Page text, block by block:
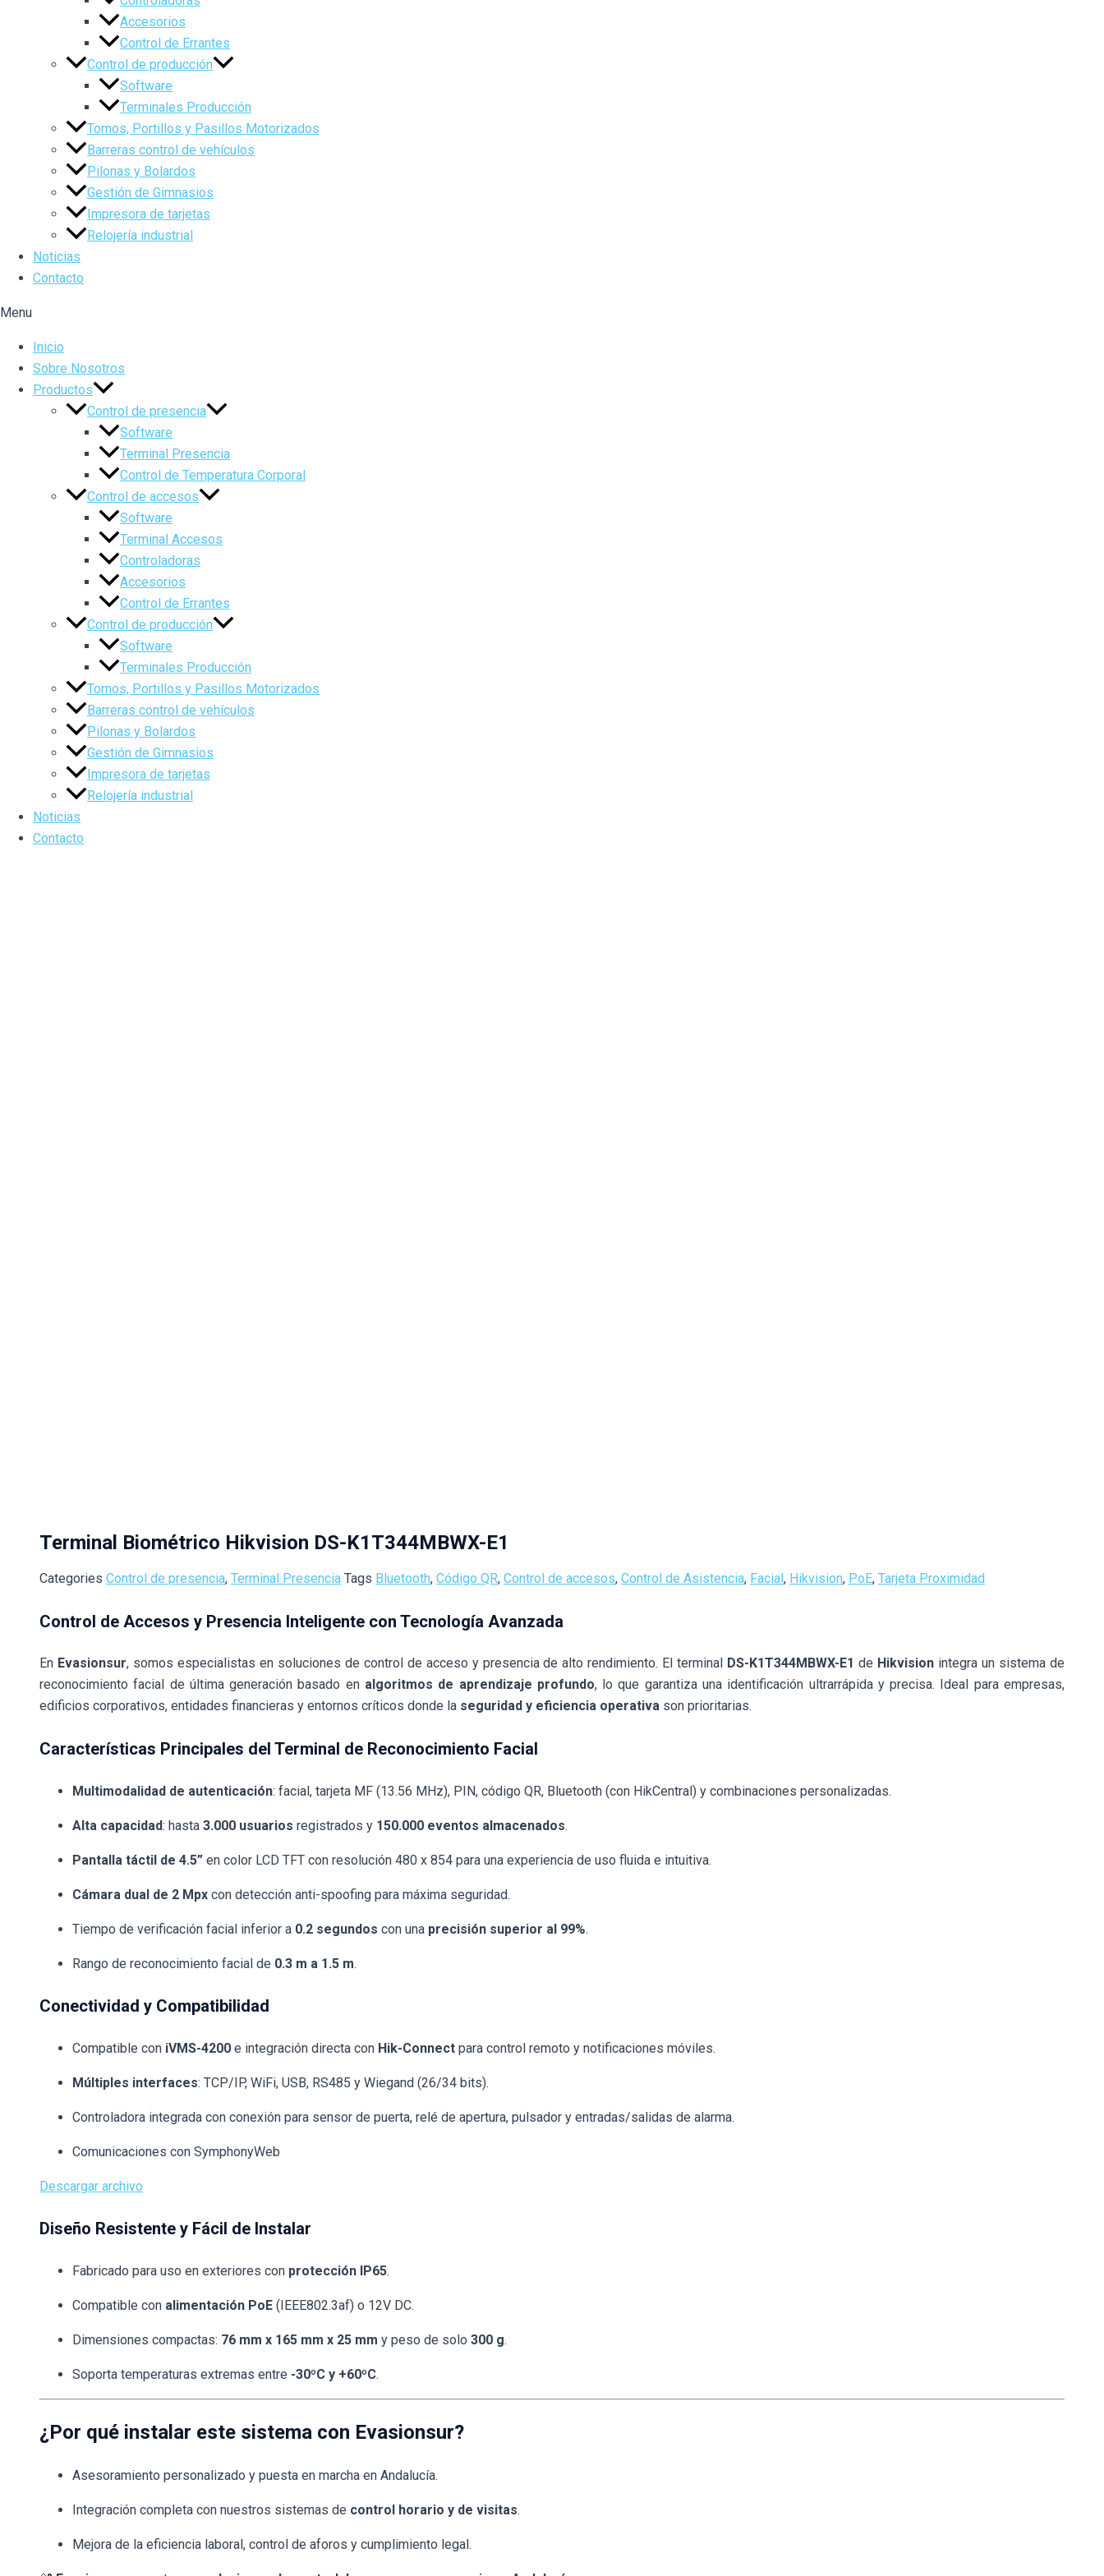
Accesorios
Control de Errantes
Control de producción
Software
Terminales Producción
Tornos, Portillos y Pasillos Motorizados
Barreras control de vehículos
Pilonas y Bolardos
Gestión de Gimnasios
Impresora de tarjetas
Relojería industrial
Noticias
Contacto
Menu
Inicio
Sobre Nosotros
Productos
Control de presencia
Software
Terminal Presencia
Control de Temperatura Corporal
Control de accesos
Software
Terminal Accesos
Controladoras
Accesorios
Control de Errantes
Control de producción
Software
Terminales Producción
Tornos, Portillos y Pasillos Motorizados
Barreras control de vehículos
Pilonas y Bolardos
Gestión de Gimnasios
Impresora de tarjetas
Relojería industrial
Noticias
Contacto
Terminal Biométrico Hikvision DS-K1T344MBWX-E1
Categories Control de presencia, Terminal Presencia Tags Bluetooth, Código QR, Control de accesos, Control de Asistencia, Facial , Hikvision, PoE, Tarjeta Proximidad
Control de Accesos y Presencia Inteligente con Tecnología Avanzada
En Evasionsur, somos especialistas en soluciones de control de acceso y presencia de alto rendimiento. El terminal DS-K1T344MBWX-E1 de Hikvision integra un sistema de
reconocimiento facial de última generación basado en algoritmos de aprendizaje profundo, lo que garantiza una identificación ultrarrápida y precisa. Ideal para empresas,
edificios corporativos, entidades financieras y entornos críticos donde la seguridad y eficiencia operativa son prioritarias.
Características Principales del Terminal de Reconocimiento Facial
Multimodalidad de autenticación: facial, tarjeta MF (13.56 MHz), PIN, código QR, Bluetooth (con HikCentral) y combinaciones personalizadas.
Alta capacidad: hasta 3.000 usuarios registrados y 150.000 eventos almacenados.
Pantalla táctil de 4.5” en color LCD TFT con resolución 480 x 854 para una experiencia de uso fluida e intuitiva.
Cámara dual de 2 Mpx con detección anti-spoofing para máxima seguridad.
Tiempo de verificación facial inferior a 0.2 segundos con una precisión superior al 99%.
Rango de reconocimiento facial de 0.3 m a 1.5 m.
Conectividad y Compatibilidad
Compatible con iVMS-4200 e integración directa con Hik-Connect para control remoto y notificaciones móviles.
Múltiples interfaces: TCP/IP, WiFi, USB, RS485 y Wiegand (26/34 bits).
Controladora integrada con conexión para sensor de puerta, relé de apertura, pulsador y entradas/salidas de alarma.
Comunicaciones con SymphonyWeb
Descargar archivo
Diseño Resistente y Fácil de Instalar
Fabricado para uso en exteriores con protección IP65.
Compatible con alimentación PoE (IEEE802.3af) o 12V DC.
Dimensiones compactas: 76 mm x 165 mm x 25 mm y peso de solo 300 g.
Soporta temperaturas extremas entre -30ºC y +60ºC.
¿Por qué instalar este sistema con Evasionsur?
Asesoramiento personalizado y puesta en marcha en Andalucía.
Integración completa con nuestros sistemas de control horario y de visitas.
Mejora de la eficiencia laboral, control de aforos y cumplimiento legal.